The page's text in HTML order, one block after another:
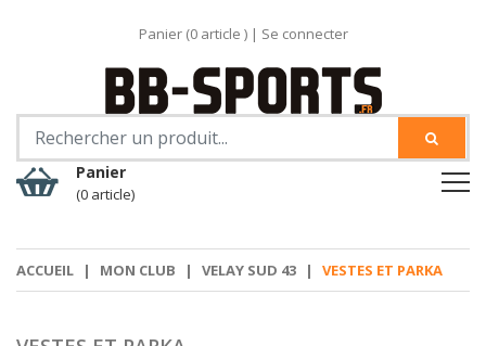
Panier (0article ) | Se connecter
Panier
(0 article)
ACCUEIL | MON CLUB | VELAY SUD 43 | VESTES ET PARKA